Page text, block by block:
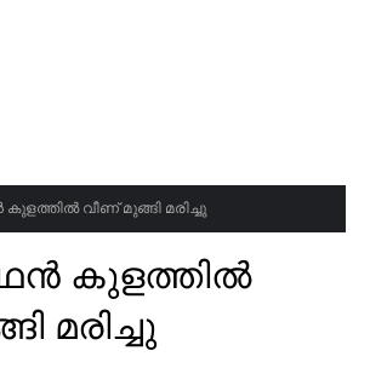
വീണ് മുങ്ങി മരിച്ചു
കുളത്തിൽ
മരിച്ചു